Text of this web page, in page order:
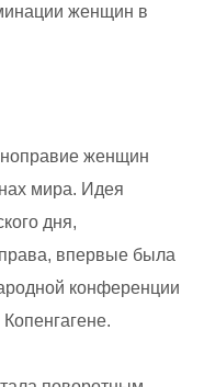
женщин в
женщин
мира. Идея
дня,
впервые была
конференции